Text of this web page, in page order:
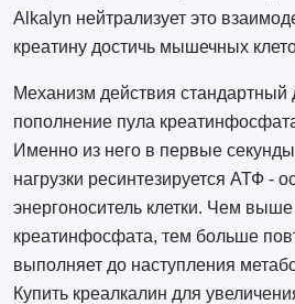
Alkalyn нейтрализует это
креатину достичь мышечных
Механизм действия стандартный
пополнение пула
Именно из него в первые
нагрузки ресинтезируется АТФ -
энергоноситель клетки. Чем выше
креатинфосфата, тем больше
выполняет до наступления
Купить креалкалин для